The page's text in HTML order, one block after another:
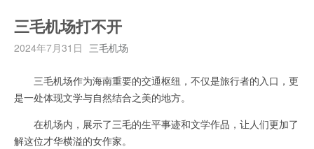
三毛机场打不开
2024年7月31日 三毛机场
三毛机场作为海南重要的交通枢纽，不仅是旅行者的入口，更
是一处体现文学与自然结合之美的地方。
在机场内，展示了三毛的生平事迹和文学作品，让人们更加了
解这位才华横溢的女作家。